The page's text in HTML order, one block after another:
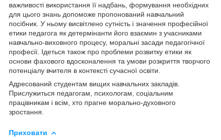
важливості використання її надбань, формування необхідних
для цього знань допоможе пропонований навчальний
посібник. У ньому висвітлено сутність і значення професійної
етики педагога як детермінанти його взаємин з учасниками
навчально-виховного процесу, моральні засади педагогічної
професії. Ідеться також про проблеми розвитку етики як
основи фахового вдосконалення та умови розкриття творчого
потенціалу вчителя в контексті сучасної освіти.
Адресований студентам вищих навчальних закладів.
Прислужиться педагогам, психологам, соціальним
працівникам і всім, хто прагне морально-духовного
зростання.
Приховати